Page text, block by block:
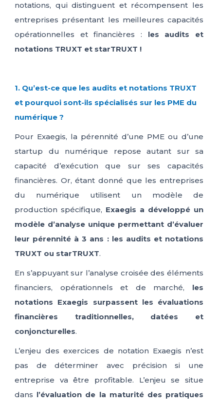
notations, qui distinguent et récompensent les
entreprises présentant les meilleures capacités
opérationnelles et financières : les audits et
notations TRUXT et starTRUXT !
1. Qu’est-ce que les audits et notations TRUXT
et pourquoi sont-ils spécialisés sur les PME du
numérique ?
Pour Exaegis, la pérennité d’une PME ou d’une
startup du numérique repose autant sur sa
capacité d’exécution que sur ses capacités
financières. Or, étant donné que les entreprises
du numérique utilisent un modèle de
production spécifique, Exaegis a développé un
modèle d’analyse unique permettant d’évaluer
leur pérennité à 3 ans : les audits et notations
TRUXT ou starTRUXT.
En s’appuyant sur l’analyse croisée des éléments
financiers, opérationnels et de marché, les
notations Exaegis surpassent les évaluations
financières traditionnelles, datées et
conjoncturelles.
L’enjeu des exercices de notation Exaegis n’est
pas de déterminer avec précision si une
entreprise va être profitable. L’enjeu se situe
dans l’évaluation de la maturité des pratiques